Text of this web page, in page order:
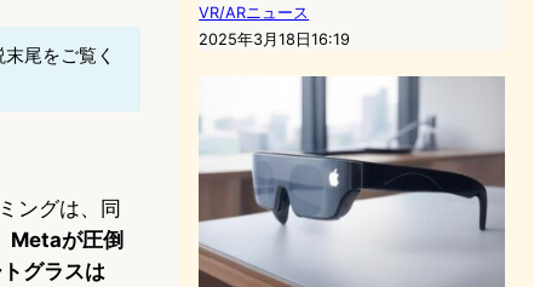
尾をご覧く
ングは、同
Metaが圧倒
グラスは
VR/ARニュース
2025年3月18日16:19